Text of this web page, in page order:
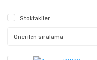
Stoktakiler